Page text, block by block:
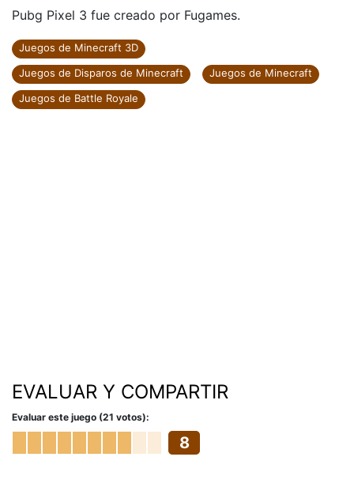
Pubg Pixel 3 fue creado por Fugames.
Juegos de Minecraft 3D
Juegos de Disparos de Minecraft
Juegos de Minecraft
Juegos de Battle Royale
EVALUAR Y COMPARTIR
Evaluar este juego (21 votos):
8